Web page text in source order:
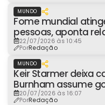
MUNDO
Fome mundial
pessoas, aponta
22/07/2026 às 10:45
PorRedação
MUNDO
Keir Starmer deixa
Burnham assume
20/07/2026 às 16:07
PorRedação